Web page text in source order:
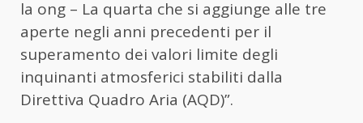
la ong – La quarta che si aggiunge alle tre
aperte negli anni precedenti per il
superamento dei valori limite degli
inquinanti atmosferici stabiliti dalla
Direttiva Quadro Aria (AQD)”.